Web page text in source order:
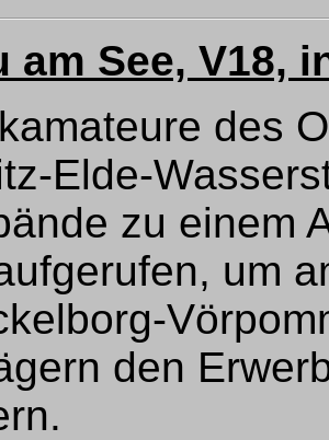
am See, V18,
des
Elde-
zu einem
um
den